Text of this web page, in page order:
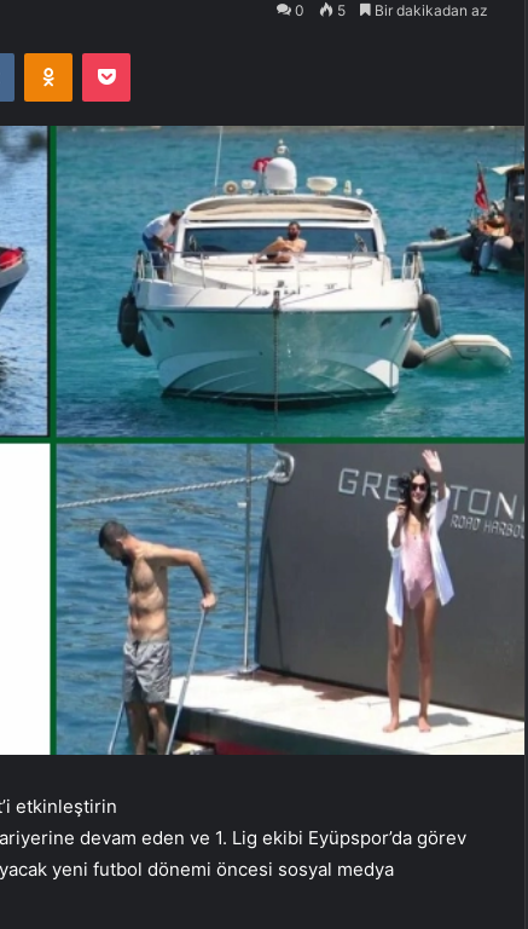
0 5 Bir dakikadan az
VKontakteOdnoklassniki
Pocket
etkinleştirin
devam eden ve 1. Lig ekibi Eyüpspor’da görev
yeni futbol dönemi öncesi sosyal medya